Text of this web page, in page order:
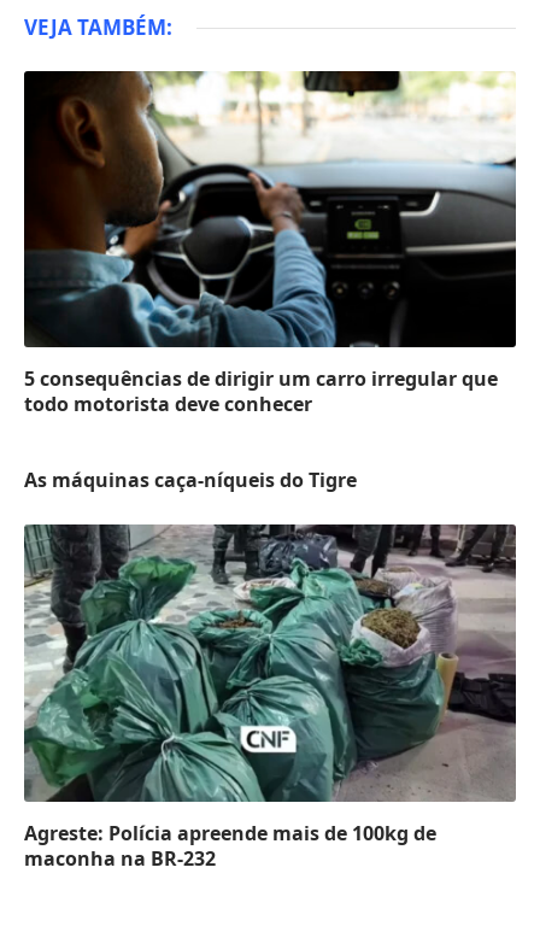
VEJA TAMBÉM:
5 consequências de dirigir um carro irregular que
todo motorista deve conhecer
As máquinas caça-níqueis do Tigre
Agreste: Polícia apreende mais de 100kg de
maconha na BR-232